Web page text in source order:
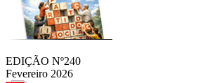
EDIÇÃO Nº240
Fevereiro 2026